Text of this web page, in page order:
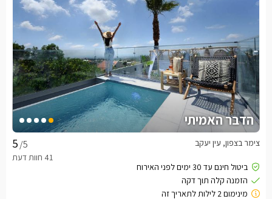
הדבר האמיתי
/5 צימר בצפון, עין יעקב